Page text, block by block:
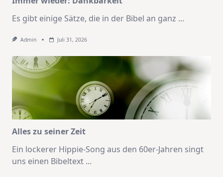
Es gibt einige Sätze, die in der Bibel an ganz ...
Admin Juli 31, 2026
Alles zu seiner Zeit
Ein lockerer Hippie-Song aus den 60er-Jahren singt
uns einen Bibeltext ...